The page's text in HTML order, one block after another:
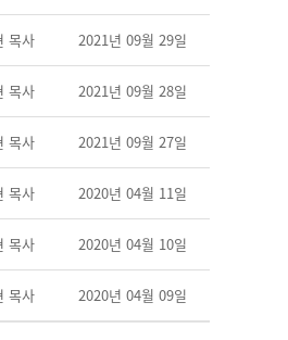
목사 2021년 09월 29일
목사 2021년 09월 28일
목사 2021년 09월 27일
목사 2020년 04월 11일
목사 2020년 04월 10일
목사 2020년 04월 09일